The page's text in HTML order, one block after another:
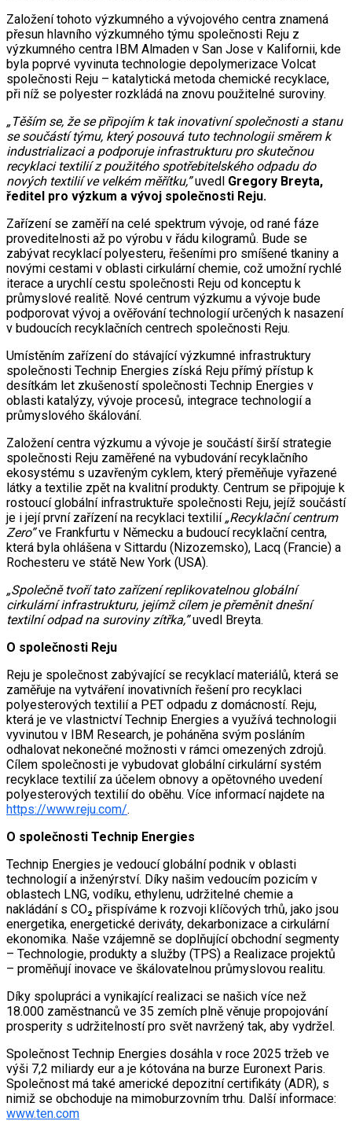
Založení tohoto výzkumného a vývojového centra znamená
přesun hlavního výzkumného týmu společnosti Reju z
výzkumného centra IBM Almaden v San Jose v Kalifornii, kde
byla poprvé vyvinuta technologie depolymerizace Volcat
společnosti Reju – katalytická metoda chemické recyklace,
při níž se polyester rozkládá na znovu použitelné suroviny.
„Těším se, že se připojím k tak inovativní společnosti a stanu
se součástí týmu, který posouvá tuto technologii směrem k
industrializaci a podporuje infrastrukturu pro skutečnou
recyklaci textilií z použitého spotřebitelského odpadu do
nových textilií ve velkém měřítku,”uvedl Gregory Breyta,
ředitel pro výzkum a vývoj společnosti Reju.
Zařízení se zaměří na celé spektrum vývoje, od rané fáze
proveditelnosti až po výrobu v řádu kilogramů. Bude se
zabývat recyklací polyesteru, řešeními pro smíšené tkaniny a
novými cestami v oblasti cirkulární chemie, což umožní rychlé
iterace a urychlí cestu společnosti Reju od konceptu k
průmyslové realitě. Nové centrum výzkumu a vývoje bude
podporovat vývoj a ověřování technologií určených k nasazení
v budoucích recyklačních centrech společnosti Reju.
Umístěním zařízení do stávající výzkumné infrastruktury
společnosti Technip Energies získá Reju přímý přístup k
desítkám let zkušeností společnosti Technip Energies v
oblasti katalýzy, vývoje procesů, integrace technologií a
průmyslového škálování.
Založení centra výzkumu a vývoje je součástí širší strategie
společnosti Reju zaměřené na vybudování recyklačního
ekosystému s uzavřeným cyklem, který přeměňuje vyřazené
látky a textilie zpět na kvalitní produkty. Centrum se připojuje k
rostoucí globální infrastruktuře společnosti Reju, jejíž součástí
je i její první zařízení na recyklaci textilií „Recyklační centrum
Zero”ve Frankfurtu v Německu a budoucí recyklační centra,
která byla ohlášena v Sittardu (Nizozemsko), Lacq (Francie) a
Rochesteru ve státě New York (USA).
„Společně tvoří tato zařízení replikovatelnou globální
cirkulární infrastrukturu, jejímž cílem je přeměnit dnešní
textilní odpad na suroviny zítřka,”uvedl Breyta.
O společnosti Reju
Reju je společnost zabývající se recyklací materiálů, která se
zaměřuje na vytváření inovativních řešení pro recyklaci
polyesterových textilií a PET odpadu z domácností. Reju,
která je ve vlastnictví Technip Energies a využívá technologii
vyvinutou v IBM Research, je poháněna svým posláním
odhalovat nekonečné možnosti v rámci omezených zdrojů.
Cílem společnosti je vybudovat globální cirkulární systém
recyklace textilií za účelem obnovy a opětovného uvedení
polyesterových textilií do oběhu. Více informací najdete na
https://www.reju.com/.
O společnosti Technip Energies
Technip Energies je vedoucí globální podnik v oblasti
technologií a inženýrství. Díky našim vedoucím pozicím v
oblastech LNG, vodíku, ethylenu, udržitelné chemie a
nakládání s CO₂ přispíváme k rozvoji klíčových trhů, jako jsou
energetika, energetické deriváty, dekarbonizace a cirkulární
ekonomika. Naše vzájemně se doplňující obchodní segmenty
– Technologie, produkty a služby (TPS) a Realizace projektů
– proměňují inovace ve škálovatelnou průmyslovou realitu.
Díky spolupráci a vynikající realizaci se našich více než
18.000 zaměstnanců ve 35 zemích plně věnuje propojování
prosperity s udržitelností pro svět navržený tak, aby vydržel.
Společnost Technip Energies dosáhla v roce 2025 tržeb ve
výši 7,2 miliardy eur a je kótována na burze Euronext Paris.
Společnost má také americké depozitní certifikáty (ADR), s
nimiž se obchoduje na mimoburzovním trhu. Další informace:
www.ten.com